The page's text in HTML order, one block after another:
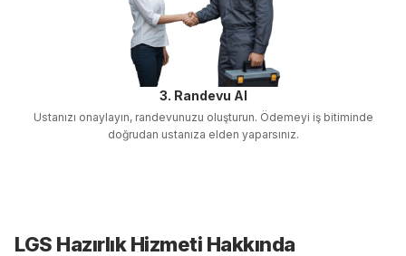
3. Randevu Al
Ustanızı onaylayın, randevunuzu oluşturun. Ödemeyi iş bitiminde
doğrudan ustanıza elden yaparsınız.
LGS HazırlıkHizmeti Hakkında